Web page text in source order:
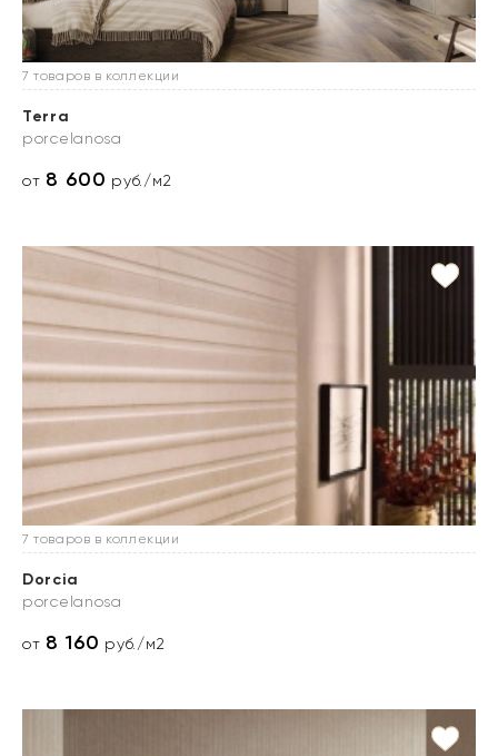
7 товаров в коллекции
Terra
porcelanosa
от 8 600 руб./м2
7 товаров в коллекции
Dorcia
porcelanosa
от 8 160 руб./м2